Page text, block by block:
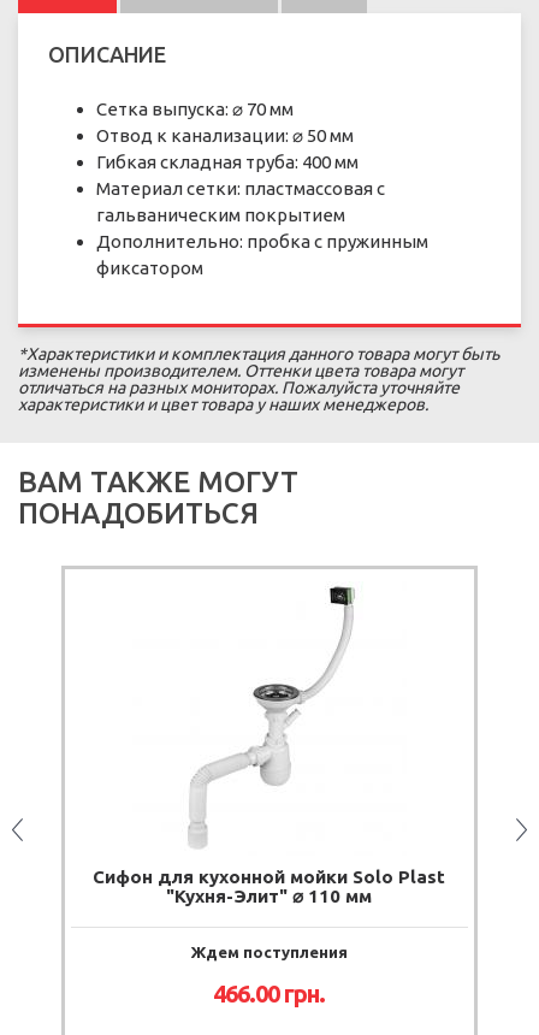
ОПИСАНИЕ
Сетка выпуска: ⌀ 70 мм
Отвод к канализации: ⌀ 50 мм
Гибкая складная труба: 400 мм
Материал сетки: пластмассовая с
гальваническим покрытием
Дополнительно: пробка с пружинным
фиксатором
*Характеристики и комплектация данного товара могут быть
изменены производителем. Оттенки цвета товара могут
отличаться на разных мониторах. Пожалуйста уточняйте
характеристики и цвет товара у наших менеджеров.
ВАМ ТАКЖЕ МОГУТ
ПОНАДОБИТЬСЯ
Сифон для кухонной мойки Solo Plast
"Кухня-Элит" ⌀ 110 мм
Ждем поступления
466.00грн.